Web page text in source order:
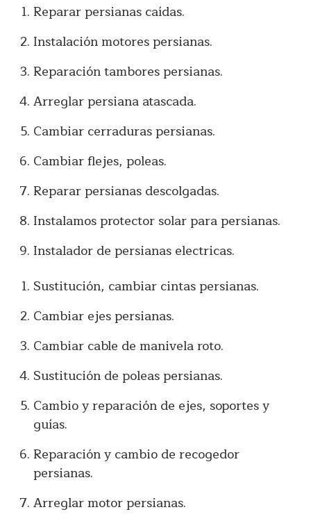
Reparar persianas caídas.
Instalación motores persianas.
Reparación tambores persianas.
Arreglar persiana atascada.
Cambiar cerraduras persianas.
Cambiar flejes, poleas.
Reparar persianas descolgadas.
Instalamos protector solar para persianas.
Instalador de persianas electricas.
Sustitución, cambiar cintas persianas.
Cambiar ejes persianas.
Cambiar cable de manivela roto.
Sustitución de poleas persianas.
Cambio y reparación de ejes, soportes y
guías.
Reparación y cambio de recogedor
persianas.
Arreglar motor persianas.